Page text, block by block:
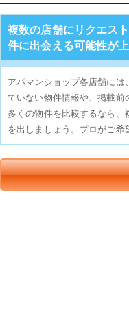
複数の店舗にリクエス
件に出会える可能性が
アパマンショップ各店舗には
ていない物件情報や、掲載前
多くの物件を比較するなら、
を出しましょう。プロがご希